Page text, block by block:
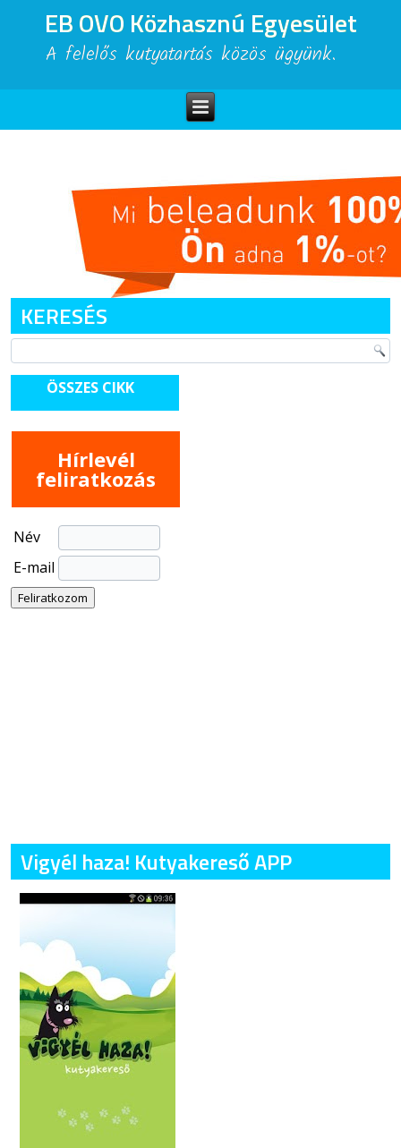
EB OVO Közhasznú Egyesület
A felelős kutyatartás közös ügyünk.
KERESÉS
ÖSSZES CIKK
Hírlevél
feliratkozás
Név
E-mail
Vigyél haza! Kutyakereső APP